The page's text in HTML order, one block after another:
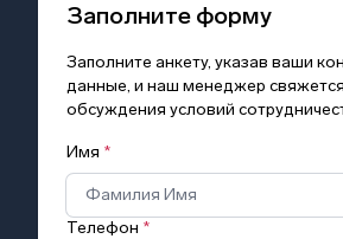
Заполните форму
Заполните анкету, указав ваши
данные, и наш менеджер
обсуждения условий
Имя *
Телефон *